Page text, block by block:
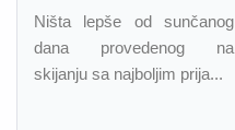
Ništa lepše od sunčanog
dana provedenog na
skijanju sa najboljim prija...